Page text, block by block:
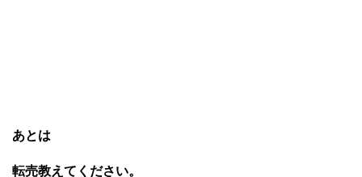
あとは
転売教えてください。